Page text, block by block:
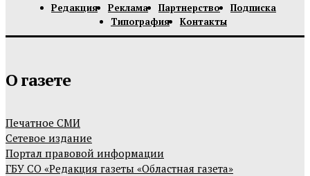
Редакция Реклама Партнерство
Подписка
Типография
Контакты
О газете
Печатное СМИ
Сетевое издание
Портал правовой информации
ГБУ СО «Редакция газеты «Областная газета»